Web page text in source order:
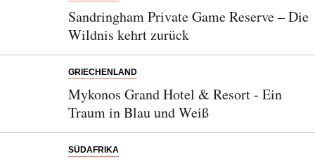
Sandringham Private Game Reserve – Die
Wildnis kehrt zurück
GRIECHENLAND
Mykonos Grand Hotel & Resort - Ein
Traum in Blau und Weiß
SÜDAFRIKA